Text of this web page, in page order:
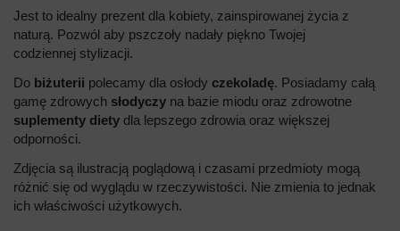
Jest to idealny prezent dla kobiety, zainspirowanej życia z
naturą. Pozwól aby pszczoły nadały piękno Twojej
codziennej stylizacji.
Do biżuterii polecamy dla osłody czekoladę. Posiadamy całą
gamę zdrowych słodyczy na bazie miodu oraz zdrowotne
suplementy diety dla lepszego zdrowia oraz większej
odporności.
Zdjęcia są ilustracją poglądową i czasami przedmioty mogą
różnić się od wyglądu w rzeczywistości. Nie zmienia to jednak
ich właściwości użytkowych.